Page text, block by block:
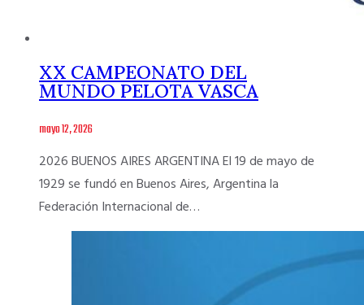
XX CAMPEONATO DEL
MUNDO PELOTA VASCA
mayo 12, 2026
2026 BUENOS AIRES ARGENTINA El 19 de mayo de
1929 se fundó en Buenos Aires, Argentina la
Federación Internacional de…